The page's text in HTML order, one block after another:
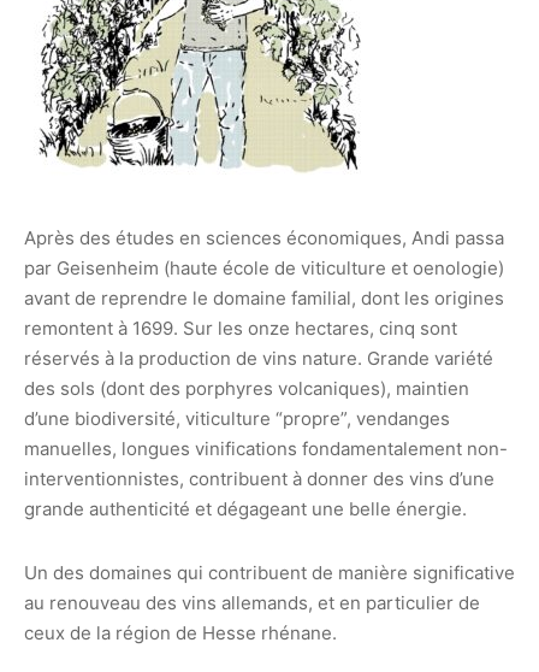
Après des études en sciences économiques, Andi passa
par Geisenheim (haute école de viticulture et oenologie)
avant de reprendre le domaine familial, dont les origines
remontent à 1699. Sur les onze hectares, cinq sont
réservés à la production de vins nature. Grande variété
des sols (dont des porphyres volcaniques), maintien
d’une biodiversité, viticulture “propre”, vendanges
manuelles, longues vinifications fondamentalement non-
interventionnistes, contribuent à donner des vins d’une
grande authenticité et dégageant une belle énergie.
Un des domaines qui contribuent de manière significative
au renouveau des vins allemands, et en particulier de
ceux de la région de Hesse rhénane.